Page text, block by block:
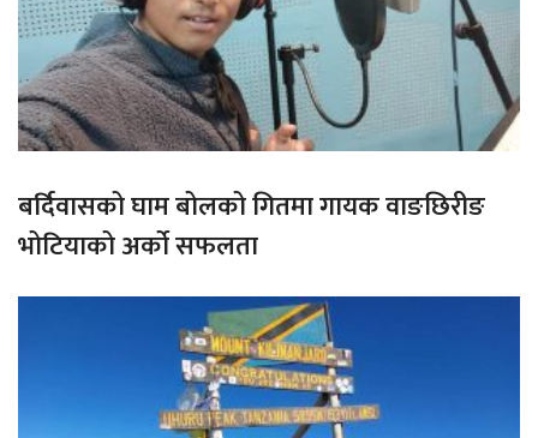
बर्दिवासको घाम बोलको गितमा गायक वाङछिरीङ
भोटियाको अर्को सफलता